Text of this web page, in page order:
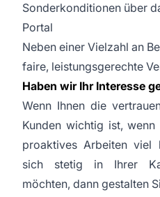
Sonderkonditionen über
Portal
Neben einer Vielzahl an
faire, leistungsgerechte
Haben wir Ihr Interesse
Wenn Ihnen die
Kunden wichtig ist,
proaktives Arbeiten viel
sich stetig in Ihrer
möchten, dann gestalten